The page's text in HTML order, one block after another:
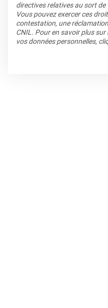
directives relatives au sort
Vous pouvez exercer ces
contestation, une
CNIL. Pour en savoir plus
vos données personnelles,